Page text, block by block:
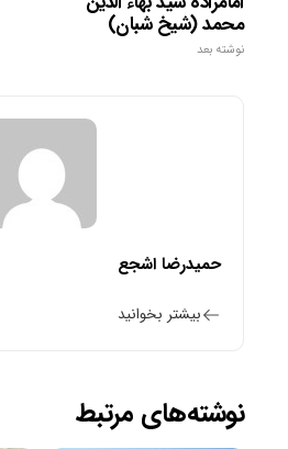
محمد (شیخ شبان)
نوشته بعد
حمیدرضا اشجع
بیشتر بخوانید
نوشته‌های مرتبط